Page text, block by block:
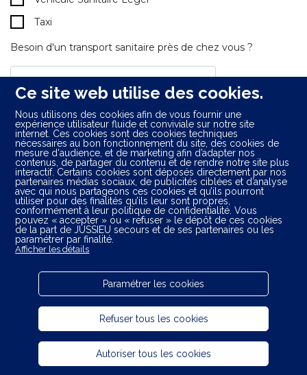
Ce site web utilise des cookies.
Nous utilisons des cookies afin de vous fournir une
expérience utilisateur fluide et conviviale sur notre site
internet. Ces cookies sont des cookies techniques
nécessaires au bon fonctionnement du site, des cookies de
mesure d'audience, et de marketing afin d’adapter nos
contenus, de partager du contenu et de rendre notre site plus
interactif. Certains cookies sont déposés directement par nos
partenaires médias sociaux, de publicités ciblées et d’analyse
avec qui nous partageons ces cookies et qu’ils pourront
utiliser pour des finalités qu’ils leur sont propres,
conformément à leur politique de confidentialité. Vous
pouvez « accepter » ou « refuser » le dépôt de ces cookies
de la part de JUSSIEU secours et de ses partenaires ou les
paramétrer par finalité.
Afficher les détails
Paramétrer les cookies
Refuser tous les cookies
Autoriser tous les cookies
Taxi
Besoin d'un transport sanitaire près de chez vous ?
Départements limitrophes :
Charente-Maritime (17)
Loire-Atlantique (44)
Maine-et-Loire (49)
Mentions légales